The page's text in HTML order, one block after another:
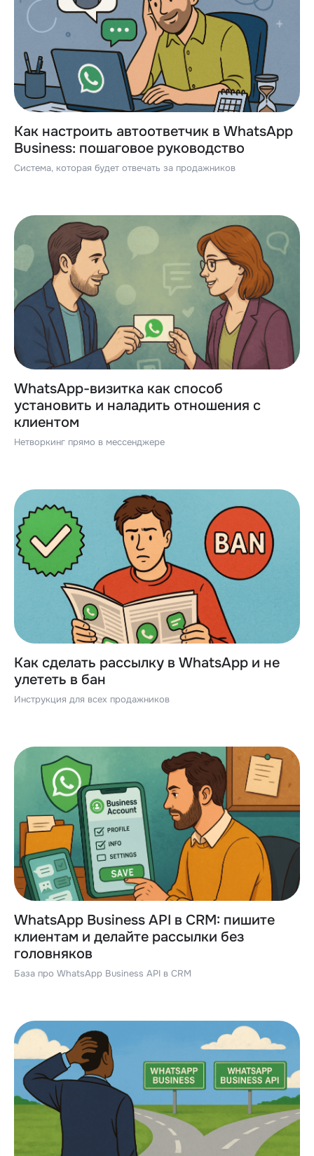
Как настроить автоответчик в WhatsApp
Business: пошаговое руководство
Система, которая будет отвечать за продажников
WhatsApp-визитка как способ
установить и наладить отношения с
клиентом
Нетворкинг прямо в мессенджере
Как сделать рассылку в WhatsApp и не
улететь в бан
Инструкция для всех продажников
WhatsApp Business API в CRM: пишите
клиентам и делайте рассылки без
головняков
База про WhatsApp Business API в CRM